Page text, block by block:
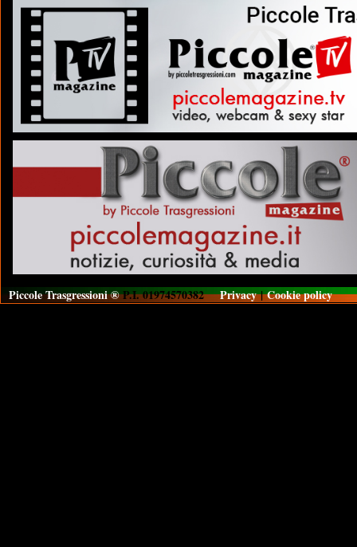
Piccole Trasgressioni ®P.I. 01974570382Privacy|Cookie policy